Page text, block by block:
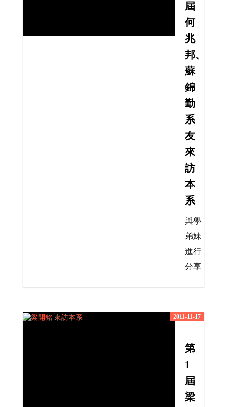
屆
何
兆
邦、
蘇
錦
勤
系
友
來
訪
本
系
與學
弟妹
進行
分享
2011-11-17
第
1
屆
梁